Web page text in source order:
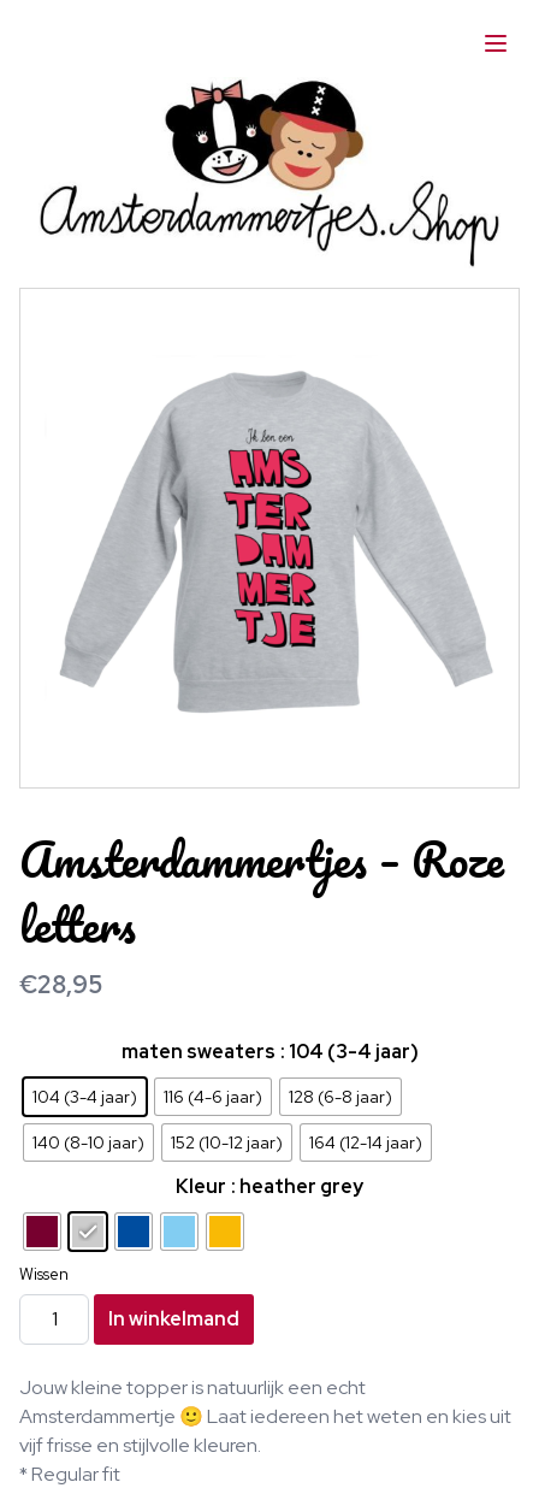
Amsterdammertjes – Roze
letters
€28,95
maten sweaters : 104 (3-4 jaar)
104 (3-4 jaar) 116 (4-6 jaar) 128 (6-8 jaar)
140 (8-10 jaar) 152 (10-12 jaar) 164 (12-14 jaar)
Kleur : heather grey
Wissen
Amsterdammertjes
-
letters
aantal
In winkelmand
Jouw kleine topper is natuurlijk een echt
Amsterdammertje 🙂 Laat iedereen het weten en kies uit
vijf frisse en stijlvolle kleuren.
* Regular fit